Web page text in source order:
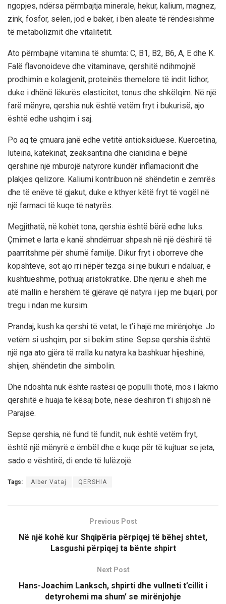
ngopjes, ndërsa përmbajtja minerale, hekur, kalium, magnez,
zink, fosfor, selen, jod e bakër, i bën aleate të rëndësishme
të metabolizmit dhe vitalitetit.
Ato përmbajnë vitamina të shumta: C, B1, B2, B6, A, E dhe K.
Falë flavonoideve dhe vitaminave, qershitë ndihmojnë
prodhimin e kolagjenit, proteinës themelore të indit lidhor,
duke i dhënë lëkurës elasticitet, tonus dhe shkëlqim. Në një
farë mënyre, qershia nuk është vetëm fryt i bukurisë, ajo
është edhe ushqim i saj.
Po aq të çmuara janë edhe vetitë antioksiduese. Kuercetina,
luteina, katekinat, zeaksantina dhe cianidina e bëjnë
qershinë një mburojë natyrore kundër inflamacionit dhe
plakjes qelizore. Kaliumi kontribuon në shëndetin e zemrës
dhe të enëve të gjakut, duke e kthyer këtë fryt të vogël në
një farmaci të kuqe të natyrës.
Megjithatë, në kohët tona, qershia është bërë edhe luks.
Çmimet e larta e kanë shndërruar shpesh në një dëshirë të
paarritshme për shumë familje. Dikur fryt i oborreve dhe
kopshteve, sot ajo rri nëpër tezga si një bukuri e ndaluar, e
kushtueshme, pothuaj aristokratike. Dhe njeriu e sheh me
atë mallin e hershëm të gjërave që natyra i jep me bujari, por
tregu i ndan me kursim.
Prandaj, kush ka qershi të vetat, le t’i hajë me mirënjohje. Jo
vetëm si ushqim, por si bekim stine. Sepse qershia është
një nga ato gjëra të rralla ku natyra ka bashkuar hijeshinë,
shijen, shëndetin dhe simbolin.
Dhe ndoshta nuk është rastësi që populli thotë, mos i lakmo
qershitë e huaja të kësaj bote, nëse dëshiron t’i shijosh në
Parajsë.
Sepse qershia, në fund të fundit, nuk është vetëm fryt,
është një mënyrë e ëmbël dhe e kuqe për të kujtuar se jeta,
sado e vështirë, di ende të lulëzojë.
Tags: Alber Vataj QERSHIA
Previous Post
Në një kohë kur Shqipëria përpiqej të bëhej shtet,
Lasgushi përpiqej ta bënte shpirt
Next Post
Hans-Joachim Lanksch, shpirti dhe vullneti t’cillit i
detyrohemi ma shum’ se mirënjohje